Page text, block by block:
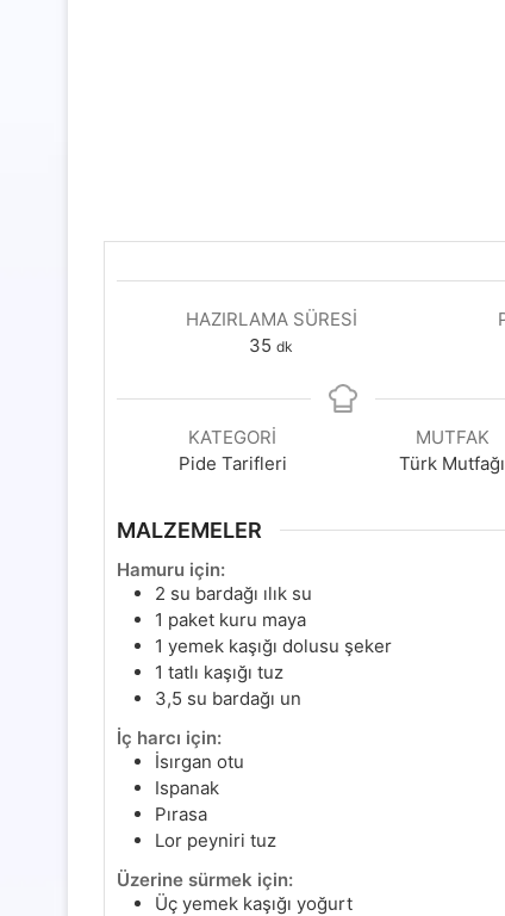
HAZIRLAMA SÜRESI
35 dakika
dk
KATEGORI
Pide Tarifleri
MUTFAK
Türk Mutfağı
MALZEMELER
Hamuru için:
2 su bardağı ılık su
1 paket kuru maya
1 yemek kaşığı dolusu şeker
1 tatlı kaşığı tuz
3,5 su bardağı un
İç harcı için:
İsırgan otu
Ispanak
Pırasa
Lor peyniri tuz
Üzerine sürmek için:
Üç yemek kaşığı yoğurt